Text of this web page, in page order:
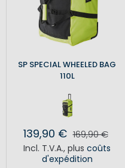
SP SPECIAL WHEELED BAG
110L
139,90 € 169,90 €
Incl. T.V.A., plus coûts
d'expédition